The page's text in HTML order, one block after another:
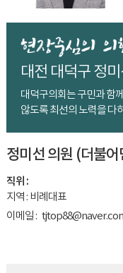
대전 대덕구 정
대덕구의회는 구민과 함
않도록 최선의 노력을 다
정미선 의원 (더불
직위 :
지역 : 비례대표
이메일 :